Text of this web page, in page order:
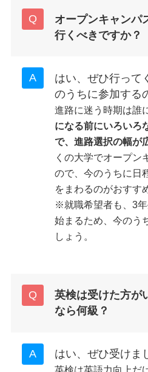
オープンキャンパ
行くべきですか？
はい、ぜひ行って
のうちに参加する
進路に迷う時期は誰
になる前にいろいろ
で、進路選択の幅が
くの大学でオープン
ので、今のうちに日
をまわるのがおすす
※就職希望者も、3
始まるため、今のう
しょう。
英検は受けた方が
なら何級？
はい、ぜひ受けま
英検は英語力向上だ